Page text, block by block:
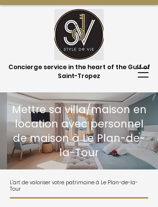
Concierge service in the heart of the Gulf of
Saint-Tropez
Mettre sa villa/maison en
location avec personnel
de maison à Le Plan-de-
la-Tour
L'art de valoriser votre patrimoine à Le Plan-de-la-
Tour